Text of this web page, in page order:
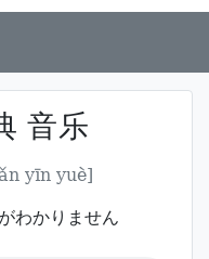
音乐
yīn yuè]
わかりません